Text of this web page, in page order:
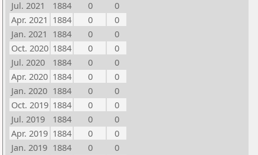
Jul. 2021
1884 0
0
Apr. 2021 1884 0
0
Jan. 2021 1884 0
0
Oct. 2020 1884 0
0
Jul. 2020
1884 0
0
Apr. 2020 1884 0
0
Jan. 2020 1884 0
0
Oct. 2019 1884 0
0
Jul. 2019
1884 0
0
Apr. 2019 1884 0
0
Jan. 2019 1884 0
0